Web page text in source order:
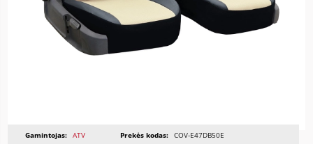
Gamintojas: ATV Prekės kodas: COV-E47DB50E